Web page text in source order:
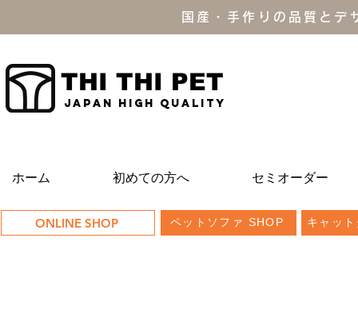
国産・手作りの品質と
THI THI PET
JAPAN high quality
ホーム 初めての方へ セミオーダー
ONLINE SHOP ペットソファ SHOP キャッ